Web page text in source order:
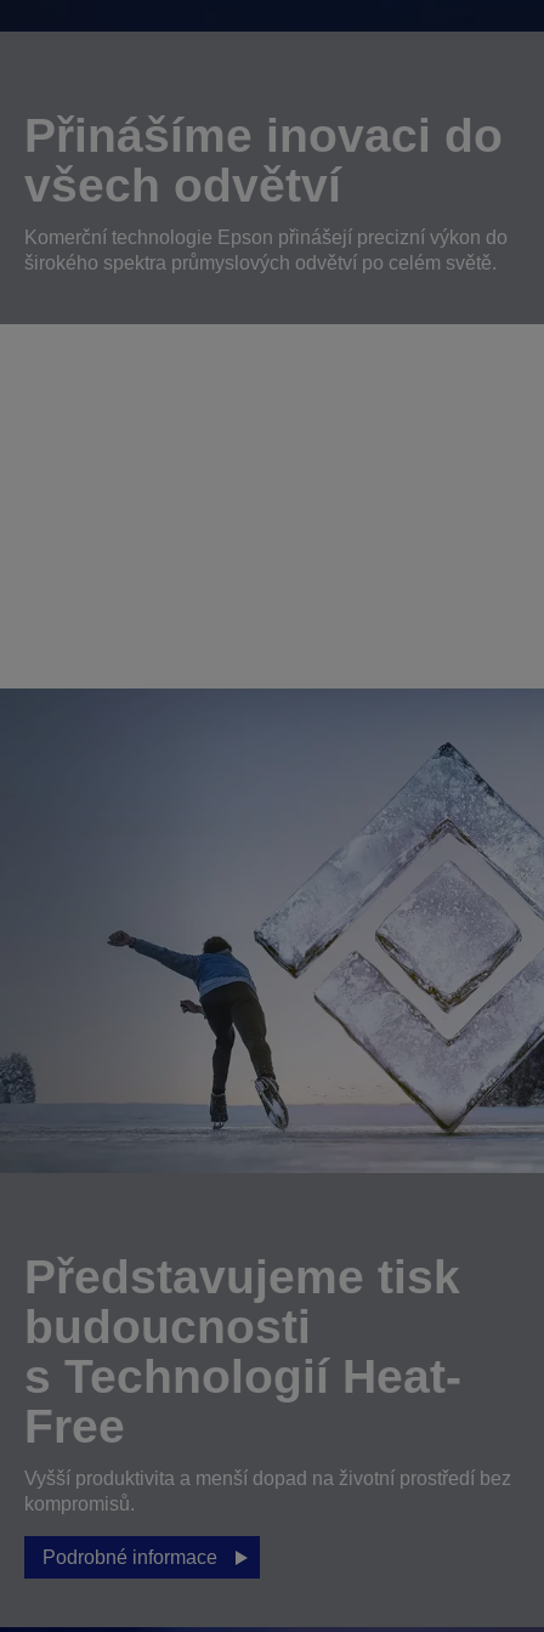
Přinášíme inovaci do
všech odvětví
Komerční technologie Epson přinášejí precizní výkon do
širokého spektra průmyslových odvětví po celém světě.
Představujeme tisk
budoucnosti
s Technologií Heat-
Free
Vyšší produktivita a menší dopad na životní prostředí bez
kompromisů.
Podrobné informace